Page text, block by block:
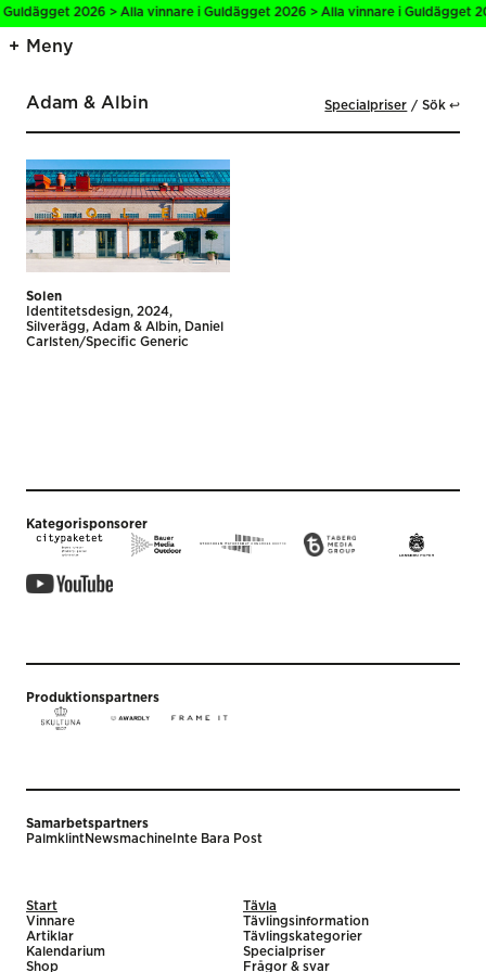
2026 > Alla vinnare i Guldägget 2026 > Alla vinnare i
Meny
Adam & Albin Specialpriser Sök ↩
Solen
Identitetsdesign 2024
Silverägg
Adam & Albin
Daniel
Carlsten/Specific Generic
Kategorisponsorer
Produktionspartners
Samarbetspartners
PalmklintNewsmachine Inte Bara Post
Start
Vinnare
Artiklar
Kalendarium
Shop
Tävla
Tävlingsinformation
Tävlingskategorier
Specialpriser
Frågor & svar